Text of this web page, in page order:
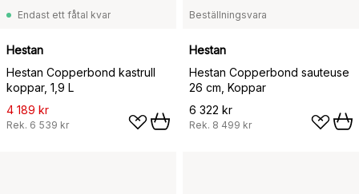
Endast ett fåtal kvar
Hestan
Hestan Copperbond kastrull
koppar, 1,9 L
4 189 kr
Rek. 6 539 kr
Beställningsvara
Hestan
Hestan Copperbond sauteuse
26 cm, Koppar
6 322 kr
Rek. 8 499 kr